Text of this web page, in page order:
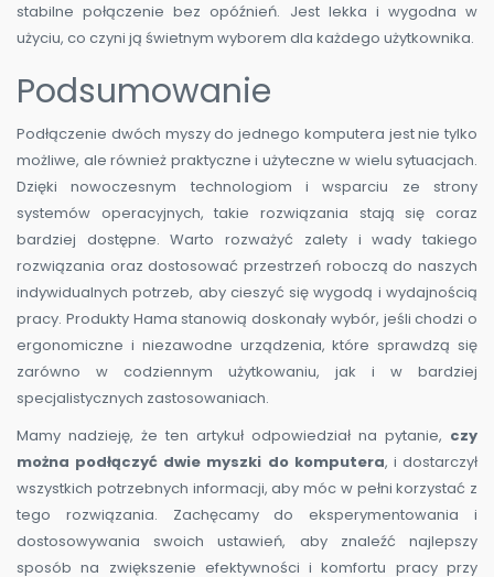
stabilne połączenie bez opóźnień. Jest lekka i wygodna w
użyciu, co czyni ją świetnym wyborem dla każdego użytkownika.
Podsumowanie
Podłączenie dwóch myszy do jednego komputera jest nie tylko
możliwe, ale również praktyczne i użyteczne w wielu sytuacjach.
Dzięki nowoczesnym technologiom i wsparciu ze strony
systemów operacyjnych, takie rozwiązania stają się coraz
bardziej dostępne. Warto rozważyć zalety i wady takiego
rozwiązania oraz dostosować przestrzeń roboczą do naszych
indywidualnych potrzeb, aby cieszyć się wygodą i wydajnością
pracy. Produkty Hama stanowią doskonały wybór, jeśli chodzi o
ergonomiczne i niezawodne urządzenia, które sprawdzą się
zarówno w codziennym użytkowaniu, jak i w bardziej
specjalistycznych zastosowaniach.
Mamy nadzieję, że ten artykuł odpowiedział na pytanie, czy
można podłączyć dwie myszki do komputera, i dostarczył
wszystkich potrzebnych informacji, aby móc w pełni korzystać z
tego rozwiązania. Zachęcamy do eksperymentowania i
dostosowywania swoich ustawień, aby znaleźć najlepszy
sposób na zwiększenie efektywności i komfortu pracy przy